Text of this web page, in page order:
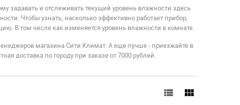
задавать и отслеживать текущий уровень влажности здесь
Чтобы узнать, насколько эффективно работает прибор,
В том числе как изменяется уровень влажности в комнате.
магазина Сити Климат. А еще лучше - приезжайте в
доставка по городу при заказе от 7000 рублей.
view_list view_module